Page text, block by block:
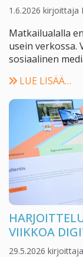
1.6.2026 kirjoittaja
Matkailualalla
usein verkossa.
sosiaalinen
LUE LISÄÄ…
VIIKKOA
29.5.2026 kirjoittaja